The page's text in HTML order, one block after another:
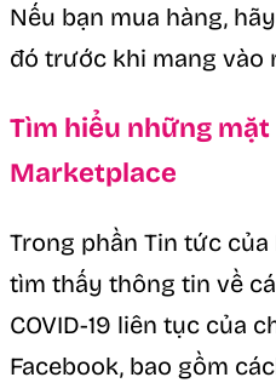
Nếu bạn mua hàng,
đó trước khi mang vào
Tìm hiểu những
Marketplace
Trong phần Tin tức
tìm thấy thông tin về
COVID-19 liên tục của
Facebook, bao gồm